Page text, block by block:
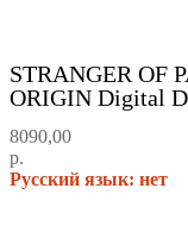
STRANGER OF
ORIGIN Digital
8090,00
р.
Русский язык: нет